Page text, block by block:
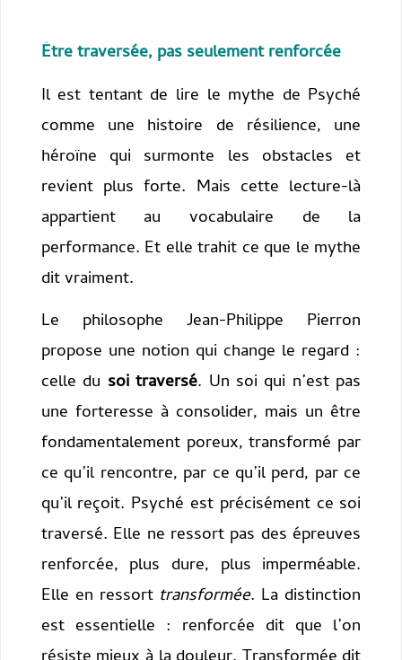
Être traversée, pas seulement renforcée
Il est tentant de lire le mythe de Psyché
comme une histoire de résilience, une
héroïne qui surmonte les obstacles et
revient plus forte. Mais cette lecture-là
appartient au vocabulaire de la
performance. Et elle trahit ce que le mythe
dit vraiment.
Le philosophe Jean-Philippe Pierron
propose une notion qui change le regard :
celle du soi traversé. Un soi qui n’est pas
une forteresse à consolider, mais un être
fondamentalement poreux, transformé par
ce qu’il rencontre, par ce qu’il perd, par ce
qu’il reçoit. Psyché est précisément ce soi
traversé. Elle ne ressort pas des épreuves
renforcée, plus dure, plus imperméable.
Elle en ressort transformée. La distinction
est essentielle : renforcée dit que l’on